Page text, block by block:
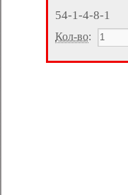
54-1-4-8-1
Кол-во: